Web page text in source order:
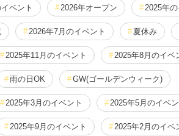
ベント 2026年オープン 2025年
2026年7月のイベント 夏休み
2025年11月のイベント 2025年8月のイベ
雨の日OK GW(ゴールデンウィーク)
2025年3月のイベント 2025年5月のイベン
2025年9月のイベント 2025年2月のイベ